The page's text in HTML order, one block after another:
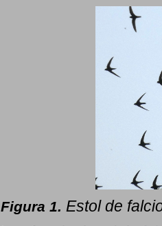
Figura 1. Estol de